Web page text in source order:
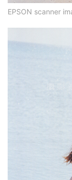
EPSON scanner